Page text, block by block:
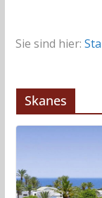
Sie sind hier:
Skanes